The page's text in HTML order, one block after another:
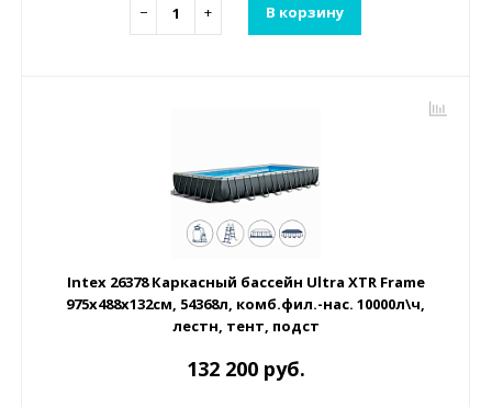
− + В корзину
Intex 26378 Каркасный бассейн Ultra XTR Frame
975х488х132см, 54368л, комб.фил.-нас. 10000л\ч,
лестн, тент, подст
132 200 руб.